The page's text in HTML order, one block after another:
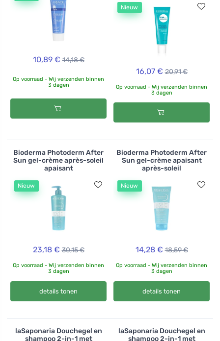
10,89 € 14,18 €
Op voorraad - Wij verzenden binnen
3 dagen
Nieuw
16,07 € 20,91 €
Op voorraad - Wij verzenden binnen
3 dagen
Bioderma Photoderm After
Sun gel-crème après-soleil
apaisant
Nieuw
23,18 € 30,15 €
Op voorraad - Wij verzenden binnen
3 dagen
details tonen
Bioderma Photoderm After
Sun gel-crème apaisant
après-soleil
Nieuw
14,28 € 18,59 €
Op voorraad - Wij verzenden binnen
3 dagen
details tonen
laSaponaria Douchegel en
shampoo 2-in-1 met
laSaponaria Douchegel en
shampoo 2-in-1 met